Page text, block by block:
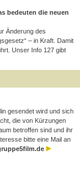
bedeuten die neuen
Änderung des
– in Kraft. Damit
Unser Info 127 gibt
gesendet wird und sich
die von Kürzungen
betroffen sind und ihr
bitte eine Mail an